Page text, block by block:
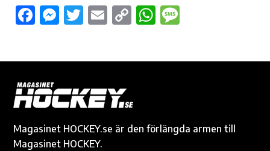
F
o
o
k
M
g
er
T
r
E
C
n
k
W
p
Magasinet HOCKEY.se är den förlängda armen till
Magasinet HOCKEY.